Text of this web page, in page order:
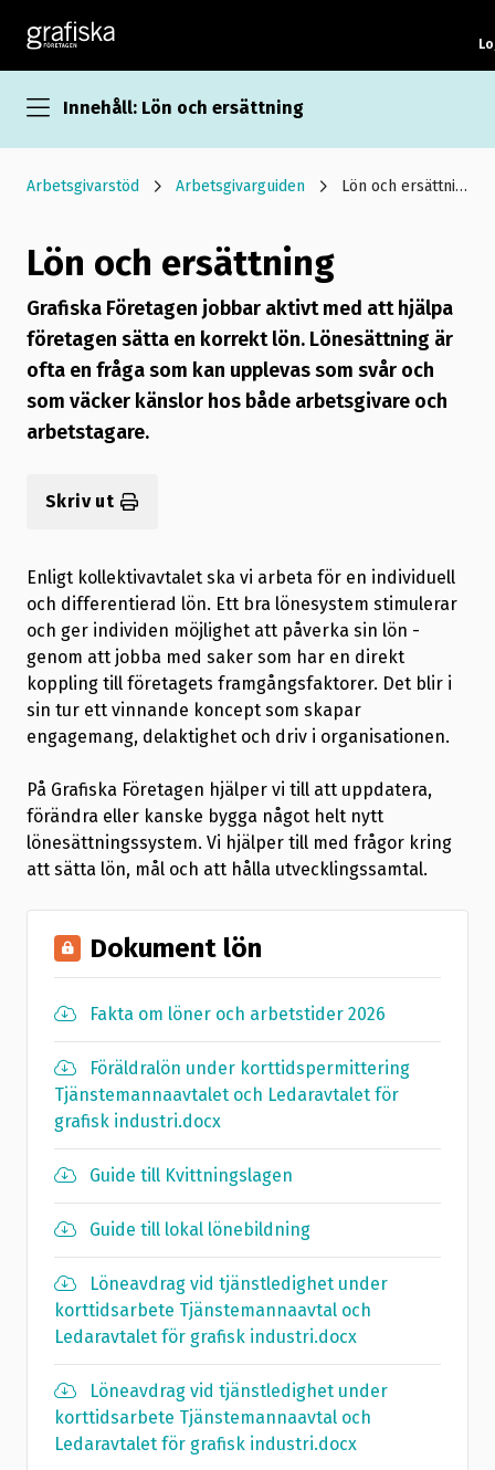
Innehåll: Lön och ersättning
Arbetsgivarstöd Arbetsgivarguiden Lön och ersättning
Lön och ersättning
Grafiska Företagen jobbar aktivt med att hjälpa
företagen sätta en korrekt lön. Lönesättning är
ofta en fråga som kan upplevas som svår och
som väcker känslor hos både arbetsgivare och
arbetstagare.
Skriv ut
Enligt kollektivavtalet ska vi arbeta för en individuell
och differentierad lön. Ett bra lönesystem stimulerar
och ger individen möjlighet att påverka sin lön -
genom att jobba med saker som har en direkt
koppling till företagets framgångsfaktorer. Det blir i
sin tur ett vinnande koncept som skapar
engagemang, delaktighet och driv i organisationen.
På Grafiska Företagen hjälper vi till att uppdatera,
förändra eller kanske bygga något helt nytt
lönesättningssystem. Vi hjälper till med frågor kring
att sätta lön, mål och att hålla utvecklingssamtal.
Dokument lön
Fakta om löner och arbetstider 2026
Föräldralön under korttidspermittering
Tjänstemannaavtalet och Ledaravtalet för
grafisk industri.docx
Guide till Kvittningslagen
Guide till lokal lönebildning
Löneavdrag vid tjänstledighet under
korttidsarbete Tjänstemannaavtal och
Ledaravtalet för grafisk industri.docx
Löneavdrag vid tjänstledighet under
korttidsarbete Tjänstemannaavtal och
Ledaravtalet för grafisk industri.docx